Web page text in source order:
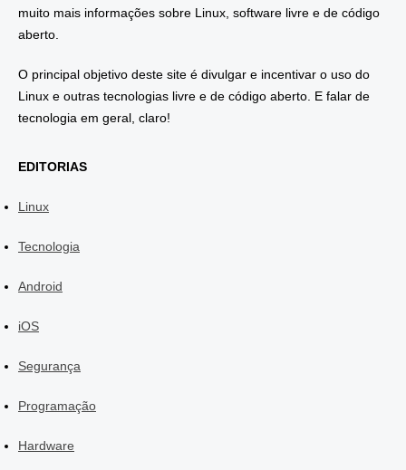
muito mais informações sobre Linux, software livre e de código
aberto.
O principal objetivo deste site é divulgar e incentivar o uso do
Linux e outras tecnologias livre e de código aberto. E falar de
tecnologia em geral, claro!
EDITORIAS
Linux
Tecnologia
Android
iOS
Segurança
Programação
Hardware